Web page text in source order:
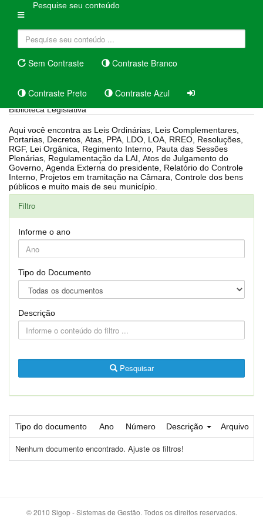
Pesquise seu conteúdo
Sem Contraste Contraste Branco
Contraste Preto Contraste Azul
Biblioteca Legislativa
Aqui você encontra as Leis Ordinárias, Leis Complementares,
Portarias, Decretos, Atas, PPA, LDO, LOA, RREO, Resoluções,
RGF, Lei Orgânica, Regimento Interno, Pauta das Sessões
Plenárias, Regulamentação da LAI, Atos de Julgamento do
Governo, Agenda Externa do presidente, Relatório do Controle
Interno, Projetos em tramitação na Câmara, Controle dos bens
públicos e muito mais de seu município.
Filtro
Informe o ano
Tipo do Documento
Descrição
Pesquisar
Tipo do documento Ano Número Descrição Arquivo
Nenhum documento encontrado. Ajuste os filtros!
© 2010 Sigop - Sistemas de Gestão. Todos os direitos reservados.